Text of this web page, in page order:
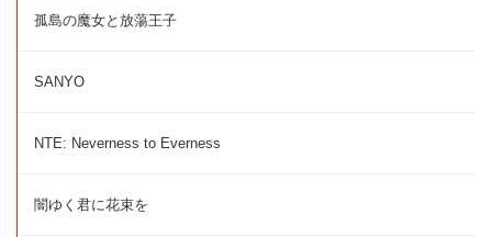
孤島の魔女と放蕩王子
SANYO
NTE: Neverness to Everness
闇ゆく君に花束を